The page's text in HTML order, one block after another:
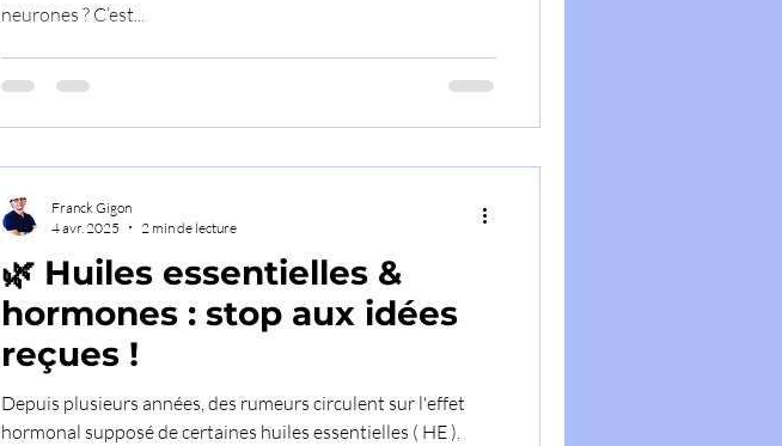
neurones ? C’est...
🌿 Huiles essentielles &
hormones : stop aux idées
reçues !
Depuis plusieurs années, des rumeurs circulent sur l'effet
hormonal supposé de certaines huiles essentielles ( HE ).
Franck Gigon
4 avr. 2025
2 min de lecture